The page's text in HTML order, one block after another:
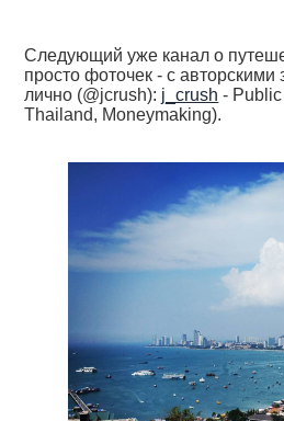
Следующий уже канал о
просто фоточек - с авторскими
лично (@jcrush): j_crush -
Thailand, Moneymaking).